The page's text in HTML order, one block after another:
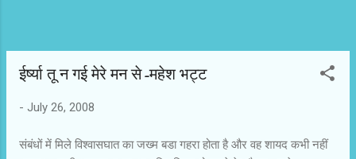
ईर्ष्या तू न गई मेरे मन से-महेश भट्ट
- July 26, 2008
संबंधों में मिले विश्वासघात का जख्म बडा गहरा होता है और वह शायद कभी नहीं